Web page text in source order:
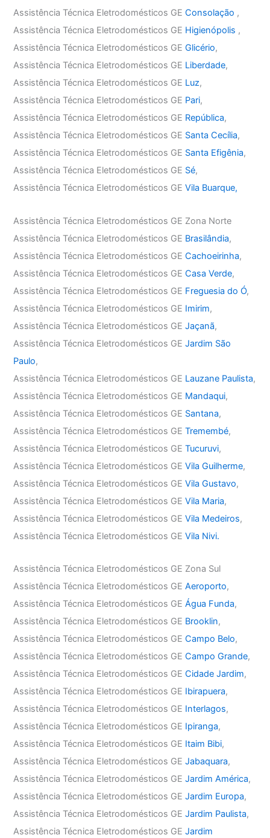
Assistência Técnica Eletrodomésticos GEConsolação ,
Assistência Técnica Eletrodomésticos GE Higienópolis ,
Assistência Técnica Eletrodomésticos GEGlicério,
Assistência Técnica Eletrodomésticos GE Liberdade,
Assistência Técnica Eletrodomésticos GE Luz,
Assistência Técnica Eletrodomésticos GE Pari,
Assistência Técnica Eletrodomésticos GE República,
Assistência Técnica Eletrodomésticos GE Santa Cecília,
Assistência Técnica Eletrodomésticos GE Santa Efigênia,
Assistência Técnica Eletrodomésticos GE Sé,
Assistência Técnica Eletrodomésticos GEVila Buarque,
Assistência Técnica Eletrodomésticos GE Zona Norte
Assistência Técnica Eletrodomésticos GE Brasilândia,
Assistência Técnica Eletrodomésticos GECachoeirinha,
Assistência Técnica Eletrodomésticos GECasa Verde,
Assistência Técnica Eletrodomésticos GE Freguesia do Ó,
Assistência Técnica Eletrodomésticos GE Imirim,
Assistência Técnica Eletrodomésticos GEJaçanã,
Assistência Técnica Eletrodomésticos GEJardim São
Paulo,
Assistência Técnica Eletrodomésticos GE Lauzane Paulista,
Assistência Técnica Eletrodomésticos GE Mandaqui,
Assistência Técnica Eletrodomésticos GE Santana,
Assistência Técnica Eletrodomésticos GETremembé,
Assistência Técnica Eletrodomésticos GETucuruvi,
Assistência Técnica Eletrodomésticos GEVila Guilherme,
Assistência Técnica Eletrodomésticos GEVila Gustavo,
Assistência Técnica Eletrodomésticos GEVila Maria,
Assistência Técnica Eletrodomésticos GEVila Medeiros,
Assistência Técnica Eletrodomésticos GEVila Nivi.
Assistência Técnica Eletrodomésticos GE Zona Sul
Assistência Técnica Eletrodomésticos GEAeroporto,
Assistência Técnica Eletrodomésticos GEÁgua Funda,
Assistência Técnica Eletrodomésticos GE Brooklin,
Assistência Técnica Eletrodomésticos GECampo Belo,
Assistência Técnica Eletrodomésticos GECampo Grande,
Assistência Técnica Eletrodomésticos GECidade Jardim,
Assistência Técnica Eletrodomésticos GE Ibirapuera,
Assistência Técnica Eletrodomésticos GE Interlagos,
Assistência Técnica Eletrodomésticos GE Ipiranga,
Assistência Técnica Eletrodomésticos GE Itaim Bibi,
Assistência Técnica Eletrodomésticos GEJabaquara,
Assistência Técnica Eletrodomésticos GEJardim América,
Assistência Técnica Eletrodomésticos GEJardim Europa,
Assistência Técnica Eletrodomésticos GEJardim Paulista,
Assistência Técnica Eletrodomésticos GEJardim